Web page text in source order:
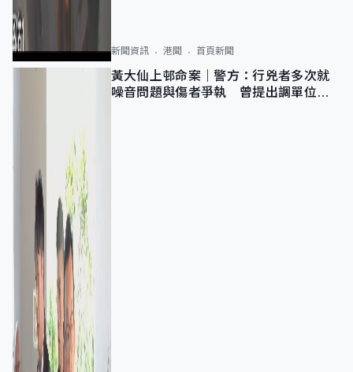
新聞資訊 港聞 首頁新聞
黃大仙上邨命案｜警方：行兇者多次就
噪音問題與傷者爭執 曾提出調單位已